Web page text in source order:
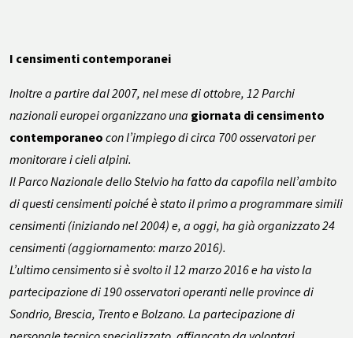
I censimenti contemporanei
Inoltre a partire dal 2007, nel mese di ottobre, 12 Parchi
nazionali europei organizzano una giornata di censimento
contemporaneo con l’impiego di circa 700 osservatori per
monitorare i cieli alpini.
Il Parco Nazionale dello Stelvio ha fatto da capofila nell’ambito
di questi censimenti poiché è stato il primo a programmare simili
censimenti (iniziando nel 2004) e, a oggi, ha già organizzato 24
censimenti (aggiornamento: marzo 2016).
L’ultimo censimento si è svolto il 12 marzo 2016 e ha visto la
partecipazione di 190 osservatori operanti nelle province di
Sondrio, Brescia, Trento e Bolzano. La partecipazione di